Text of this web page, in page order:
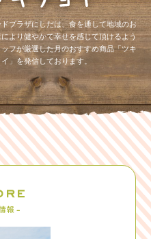
ドプラザにしだは、食を通して地域のお
により健やかで幸せを感じて頂けるよう
ッフが厳選した月のおすすめ商品「ツキ
」を発信しております。